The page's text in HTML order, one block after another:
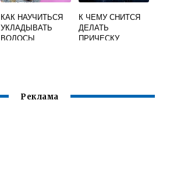
КАК НАУЧИТЬСЯ
УКЛАДЫВАТЬ
ВОЛОСЫ
К ЧЕМУ СНИТСЯ
ДЕЛАТЬ
ПРИЧЕСКУ
Реклама